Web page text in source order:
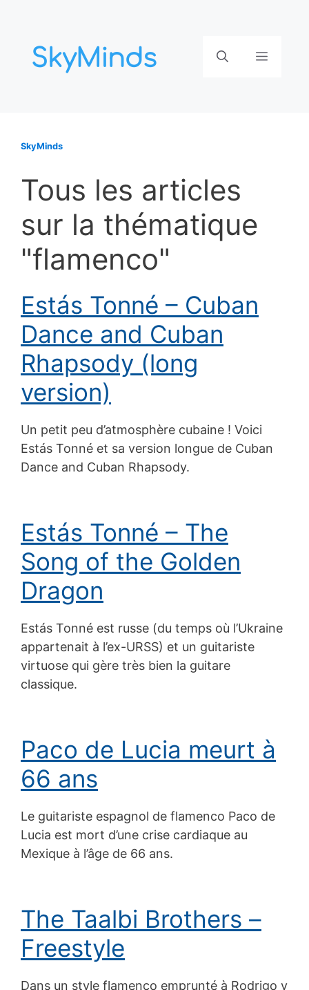
contenu
Menu
SkyMinds
Tous les articles
sur la thématique
"flamenco"
Estás Tonné – Cuban
Dance and Cuban
Rhapsody (long
version)
Un petit peu d’atmosphère cubaine ! Voici
Estás Tonné et sa version longue de Cuban
Dance and Cuban Rhapsody.
Estás Tonné – The
Song of the Golden
Dragon
Estás Tonné est russe (du temps où l’Ukraine
appartenait à l’ex-URSS) et un guitariste
virtuose qui gère très bien la guitare
classique.
Paco de Lucia meurt à
66 ans
Le guitariste espagnol de flamenco Paco de
Lucia est mort d’une crise cardiaque au
Mexique à l’âge de 66 ans.
The Taalbi Brothers –
Freestyle
Dans un style flamenco emprunté à Rodrigo y